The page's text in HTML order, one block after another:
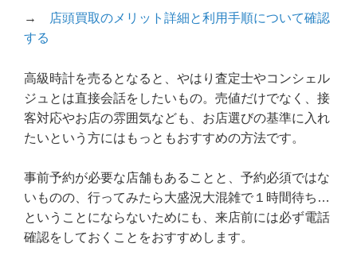
→
店頭買取のメリット詳細と利用手順について確認
する
高級時計を売るとなると、やはり査定士やコンシェル
ジュとは直接会話をしたいもの。売値だけでなく、接
客対応やお店の雰囲気なども、お店選びの基準に入れ
たいという方にはもっともおすすめの方法です。
事前予約が必要な店舗もあることと、予約必須ではな
いものの、行ってみたら大盛況大混雑で１時間待ち…
ということにならないためにも、来店前には必ず電話
確認をしておくことをおすすめします。